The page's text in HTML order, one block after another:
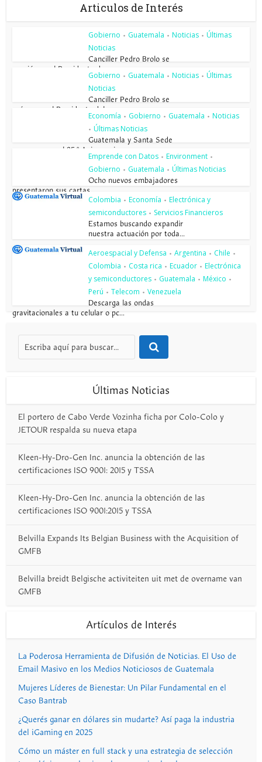
Articulos de Interés
Gobierno • Guatemala • Noticias • Últimas
Noticias
Canciller Pedro Brolo se
reunió con el Presidente de...
Gobierno • Guatemala • Noticias • Últimas
Noticias
Canciller Pedro Brolo se
reúne con el Presidente del...
Economía • Gobierno • Guatemala • Noticias
• Últimas Noticias
Guatemala y Santa Sede
conmemoran el 85.º Aniversario...
Emprende con Datos • Environment •
Gobierno • Guatemala • Últimas Noticias
Ocho nuevos embajadores
presentaron sus cartas...
Colombia • Economía • Electrónica y
semiconductores • Servicios Financieros
Estamos buscando expandir
nuestra actuación por toda...
Aeroespacial y Defensa • Argentina • Chile •
Colombia • Costa rica • Ecuador • Electrónica
y semiconductores • Guatemala • México •
Perú • Telecom • Venezuela
Descarga las ondas
gravitacionales a tu celular o pc...
Últimas Noticias
El portero de Cabo Verde Vozinha ficha por Colo-Colo y
JETOUR respalda su nueva etapa
Kleen-Hy-Dro-Gen Inc. anuncia la obtención de las
certificaciones ISO 9001: 2015 y TSSA
Kleen-Hy-Dro-Gen Inc. anuncia la obtención de las
certificaciones ISO 9001:2015 y TSSA
Belvilla Expands Its Belgian Business with the Acquisition of
GMFB
Belvilla breidt Belgische activiteiten uit met de overname van
GMFB
Artículos de Interés
La Poderosa Herramienta de Difusión de Noticias. El Uso de
Email Masivo en los Medios Noticiosos de Guatemala
Mujeres Líderes de Bienestar: Un Pilar Fundamental en el
Caso Bantrab
¿Querés ganar en dólares sin mudarte? Así paga la industria
del iGaming en 2025
Cómo un máster en full stack y una estrategia de selección